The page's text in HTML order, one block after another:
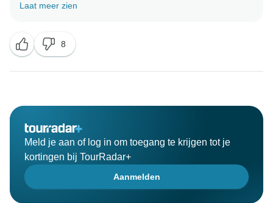
Laat meer zien
8
Meld je aan of log in om toegang te krijgen tot je
kortingen bij TourRadar+
Aanmelden